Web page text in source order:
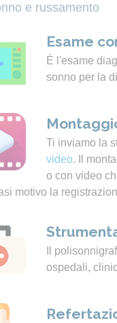
e russamento
Esame
È l'esame
sonno per la
Ti inviamo la
video. Il
o con video
motivo la
Il
ospedali,